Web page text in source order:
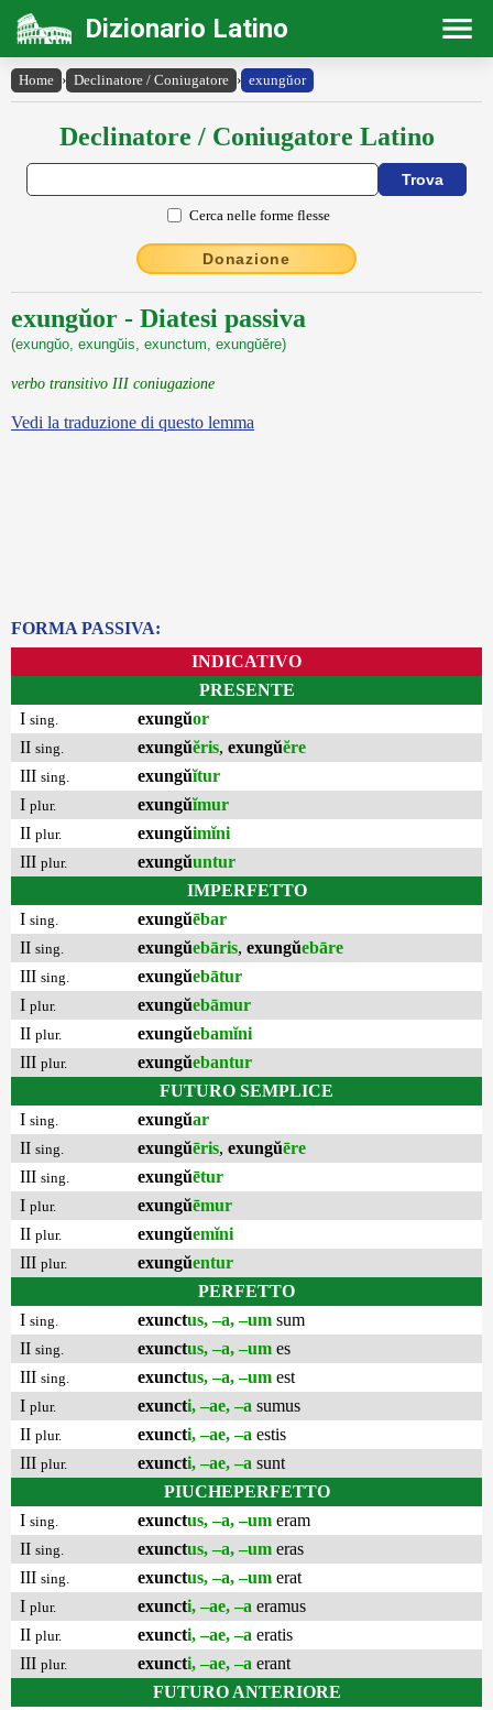
Dizionario Latino
Home › Declinatore / Coniugatore › exungŭor
Declinatore / Coniugatore Latino
Cerca nelle forme flesse
Donazione
exungŭor - Diatesi passiva
(exungŭo, exungŭis, exunctum, exungŭĕre)
verbo transitivo III coniugazione
Vedi la traduzione di questo lemma
FORMA PASSIVA:
INDICATIVO
PRESENTE
I sing. exungŭor
II sing. exungŭĕris, exungŭĕre
III sing. exungŭĭtur
I plur. exungŭĭmur
II plur. exungŭimĭni
III plur. exungŭuntur
IMPERFETTO
I sing. exungŭēbar
II sing. exungŭebāris, exungŭebāre
III sing. exungŭebātur
I plur. exungŭebāmur
II plur. exungŭebamĭni
III plur. exungŭebantur
FUTURO SEMPLICE
I sing. exungŭar
II sing. exungŭēris, exungŭēre
III sing. exungŭētur
I plur. exungŭēmur
II plur. exungŭemĭni
III plur. exungŭentur
PERFETTO
I sing. exunctus, –a, –um sum
II sing. exunctus, –a, –um es
III sing. exunctus, –a, –um est
I plur. exuncti, –ae, –a sumus
II plur. exuncti, –ae, –a estis
III plur. exuncti, –ae, –a sunt
PIUCHEPERFETTO
I sing. exunctus, –a, –um eram
II sing. exunctus, –a, –um eras
III sing. exunctus, –a, –um erat
I plur. exuncti, –ae, –a eramus
II plur. exuncti, –ae, –a eratis
III plur. exuncti, –ae, –a erant
FUTURO ANTERIORE